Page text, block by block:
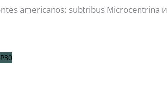
americanos: subtribus Microcentrina и